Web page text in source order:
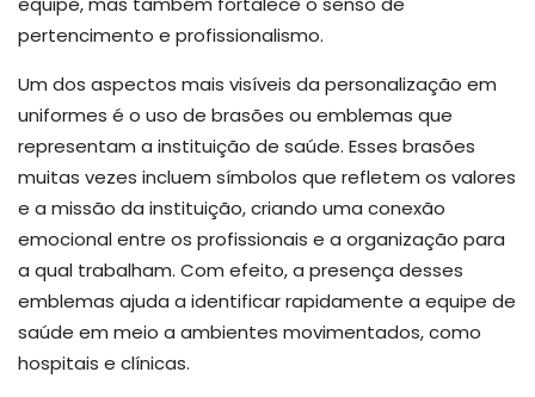
pertencimento e profissionalismo.
Um dos aspectos mais visíveis da personalização em
uniformes é o uso de brasões ou emblemas que
representam a instituição de saúde. Esses brasões
muitas vezes incluem símbolos que refletem os valores
e a missão da instituição, criando uma conexão
emocional entre os profissionais e a organização para
a qual trabalham. Com efeito, a presença desses
emblemas ajuda a identificar rapidamente a equipe de
saúde em meio a ambientes movimentados, como
hospitais e clínicas.